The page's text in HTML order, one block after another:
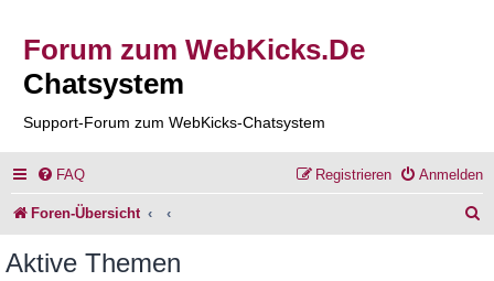
Forum zum WebKicks.De
Chatsystem
Support-Forum zum WebKicks-Chatsystem
FAQ Anmelden
Registrieren
Foren-Übersicht
Aktive Themen